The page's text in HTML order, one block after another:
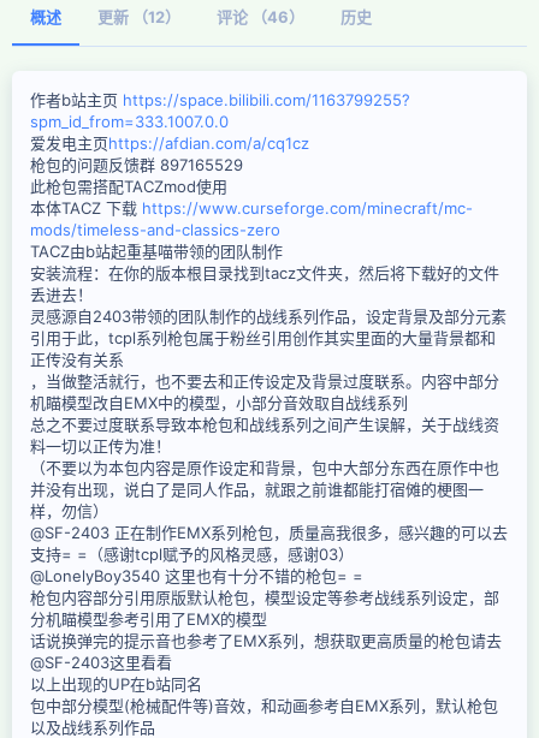
概述 更新 （12） 评论 （46） 历史
作者b站主页 https://space.bilibili.com/1163799255?
spm_id_from=333.1007.0.0
爱发电主页https://afdian.com/a/cq1cz
枪包的问题反馈群 897165529
此枪包需搭配TACZmod使用
本体TACZ 下载 https://www.curseforge.com/minecraft/mc-
mods/timeless-and-classics-zero
TACZ由b站起重基喵带领的团队制作
安装流程：在你的版本根目录找到tacz文件夹，然后将下载好的文件
丢进去！
灵感源自2403带领的团队制作的战线系列作品，设定背景及部分元素
引用于此，tcpl系列枪包属于粉丝引用创作其实里面的大量背景都和
正传没有关系
，当做整活就行，也不要去和正传设定及背景过度联系。内容中部分
机瞄模型改自EMX中的模型，小部分音效取自战线系列
总之不要过度联系导致本枪包和战线系列之间产生误解，关于战线资
料一切以正传为准！
（不要以为本包内容是原作设定和背景，包中大部分东西在原作中也
并没有出现，说白了是同人作品，就跟之前谁都能打宿傩的梗图一
样，勿信）
@SF-2403 正在制作EMX系列枪包，质量高我很多，感兴趣的可以去
支持= =（感谢tcpl赋予的风格灵感，感谢03）
@LonelyBoy3540 这里也有十分不错的枪包= =
枪包内容部分引用原版默认枪包，模型设定等参考战线系列设定，部
分机瞄模型参考引用了EMX的模型
话说换弹完的提示音也参考了EMX系列，想获取更高质量的枪包请去
@SF-2403这里看看
以上出现的UP在b站同名
包中部分模型(枪械配件等)音效，和动画参考自EMX系列，默认枪包
以及战线系列作品